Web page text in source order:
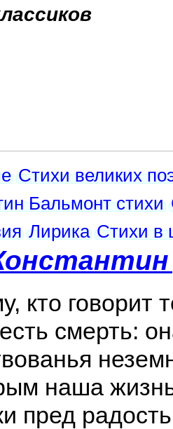
Стихи великих
Бальмонт стихи
Лирика Стихи в
кто говорит
смерть:
наша
пред